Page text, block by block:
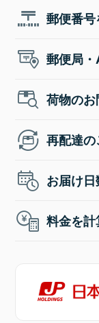
郵便番
郵便局
荷物の
再配達
お届け
料金を